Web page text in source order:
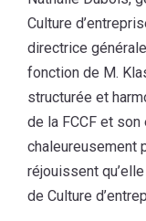
Culture
directrice
fonction de M.
structurée et
de la FCCF et
chaleureusement
réjouissent
de Culture